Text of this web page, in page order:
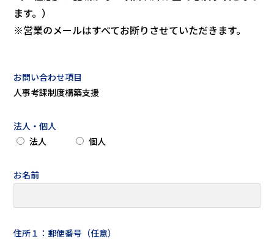
ます。）
※営業のメールはすべてお断りさせていただきます。
お問い合わせ項目
人事考課制度構築支援
法人・個人
法人
個人
お名前
住所１：郵便番号（任意）